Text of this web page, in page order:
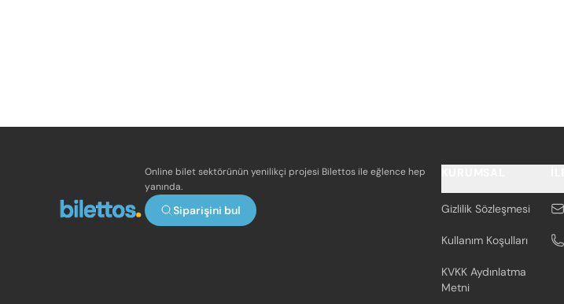
Online bilet sektörünün yenilikçi projesi Bilettos ile eğlence hep
yanında.
Siparişini bul Gizlilik Sözleşmesi
Kullanım Koşulları
KVKK Aydınlatma
Metni